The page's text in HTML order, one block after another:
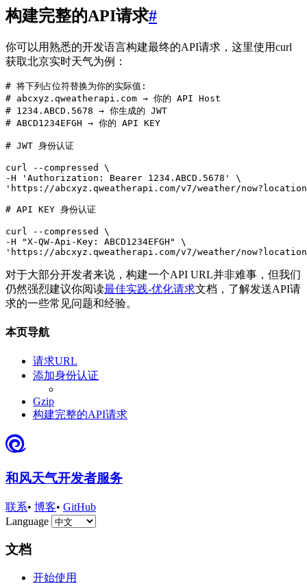
构建完整的API请求#
你可以用熟悉的开发语言构建最终的API请求，这里使用curl
获取北京实时天气为例：
# 将下列占位符替换为你的实际值:
# abcxyz.qweatherapi.com → 你的 API Host
# 1234.ABCD.5678 → 你生成的 JWT
# ABCD1234EFGH → 你的 API KEY
# JWT 身份认证
curl --compressed
-H
'Authorization: Bearer 1234.ABCD.5678'
'https://abcxyz.qweatherapi.com/v7/weather/
# API KEY 身份认证
curl --compressed
-H
"X-QW-Api-Key: ABCD1234EFGH"
'https://abcxyz.qweatherapi.com/v7/weather/
对于大部分开发者来说，构建一个API URL并非难事，但我们
仍然强烈建议你阅读最佳实践-优化请求文档，了解发送API请
求的一些常见问题和经验。
本页导航
请求URL
添加身份认证
Gzip
构建完整的API请求
和风天气开发者服务
联系• 博客• GitHub
Language
文档
开始使用